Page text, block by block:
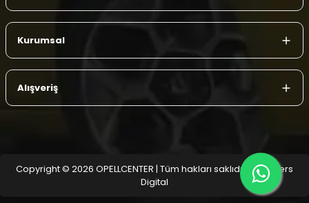
Kurumsal
Alışveriş
Copyright © 2026 OPELLCENTER | Tüm hakları saklıdır.
| Reliefers
Digital